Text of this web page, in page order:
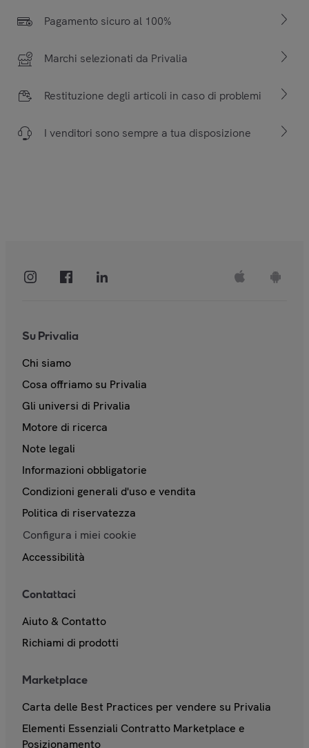
Pagamento sicuro al 100%
Marchi selezionati da Privalia
Restituzione degli articoli in caso di problemi
I venditori sono sempre a tua disposizione
Su Privalia
Chi siamo
Cosa offriamo su Privalia
Gli universi di Privalia
Motore di ricerca
Note legali
Informazioni obbligatorie
Condizioni generali d'uso e vendita
Politica di riservatezza
Configura i miei cookie
Accessibilità
Contattaci
Aiuto & Contatto
Richiami di prodotti
Marketplace
Carta delle Best Practices per vendere su Privalia
Elementi Essenziali Contratto Marketplace e
Posizionamento